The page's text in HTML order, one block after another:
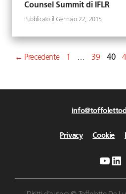
Counsel Summit di IFLR
Gennaio 22, 2015
← Precedente Pagina
1 … Pagina
39 40
Privacy Cookie